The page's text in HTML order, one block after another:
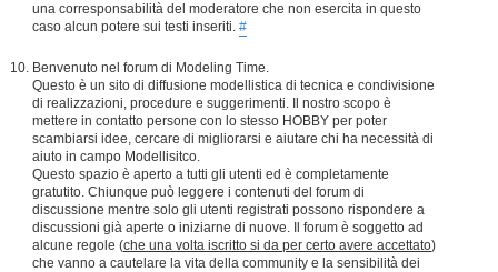
una corresponsabilità del moderatore che non esercita in questo
caso alcun potere sui testi inseriti. #
Benvenuto nel forum di Modeling Time.
Questo è un sito di diffusione modellistica di tecnica e condivisione
di realizzazioni, procedure e suggerimenti. Il nostro scopo è
mettere in contatto persone con lo stesso HOBBY per poter
scambiarsi idee, cercare di migliorarsi e aiutare chi ha necessità di
aiuto in campo Modellisitco.
Questo spazio è aperto a tutti gli utenti ed è completamente
gratutito. Chiunque può leggere i contenuti del forum di
discussione mentre solo gli utenti registrati possono rispondere a
discussioni già aperte o iniziarne di nuove. Il forum è soggetto ad
alcune regole (che una volta iscritto si da per certo avere accettato)
che vanno a cautelare la vita della community e la sensibilità dei